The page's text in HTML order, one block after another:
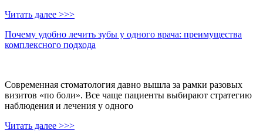
Читать далее >>>
Почему удобно лечить зубы у одного врача: преимущества
комплексного подхода
Современная стоматология давно вышла за рамки разовых
визитов «по боли». Все чаще пациенты выбирают стратегию
наблюдения и лечения у одного
Читать далее >>>